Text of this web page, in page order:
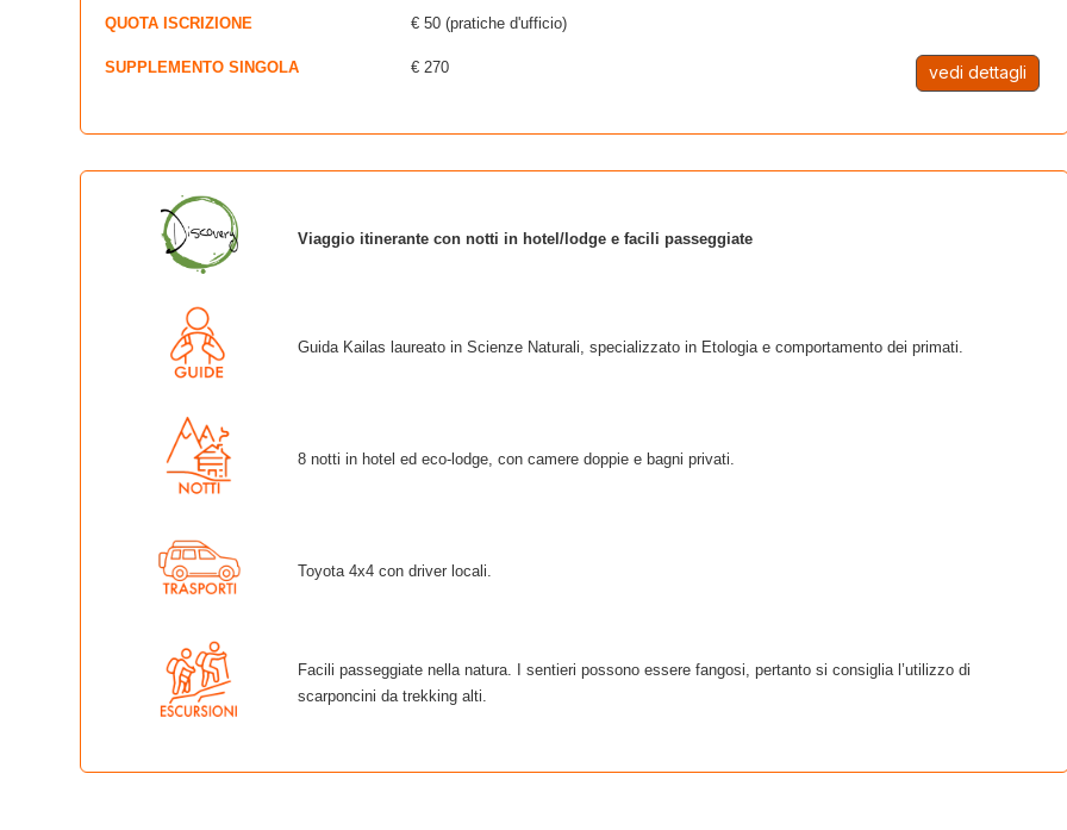
QUOTA ISCRIZIONE € 50 (pratiche d'ufficio)
SUPPLEMENTO SINGOLA € 270 vedi dettagli
Viaggio itinerante con notti in hotel/lodge e facili passeggiate
Guida Kailas laureato in Scienze Naturali, specializzato in Etologia e comportamento dei primati.
8 notti in hotel ed eco-lodge, con camere doppie e bagni privati.
Toyota 4x4 con driver locali.
Facili passeggiate nella natura. I sentieri possono essere fangosi, pertanto si consiglia l’utilizzo di
scarponcini da trekking alti.